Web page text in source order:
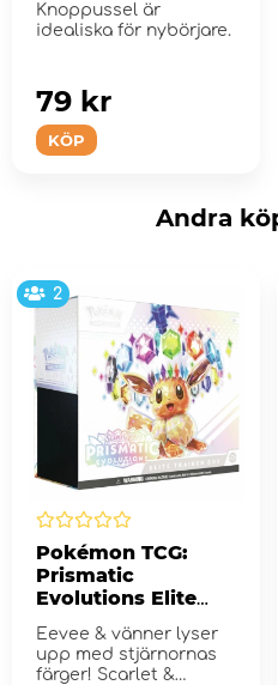
Knoppussel är
idealiska för nybörjare.
KÖP
79 kr
Andra
2
Pokémon TCG:
Prismatic
Evolutions Elite
Eevee & vänner lyser
upp med stjärnornas
färger! Scarlet &